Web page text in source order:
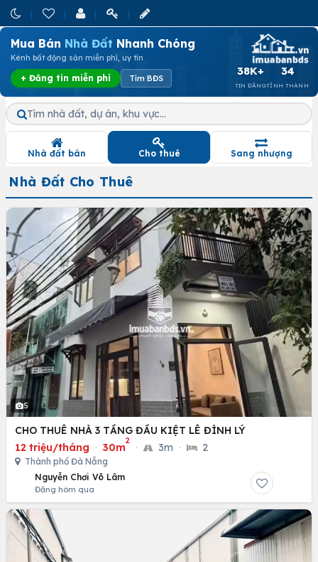
Mua Bán Nhà Đất Nhanh Chóng
Kênh bất động sản miễn phí, uy tín
+ Đăng tin miễn phí Tìm BĐS
38K+
TIN ĐĂNG
34
TỈNH THÀNH
Tìm nhà đất, dự án, khu vực…
Nhà đất bán Cho thuê Sang nhượng
Nhà Đất Cho Thuê
5
CHO THUÊ NHÀ 3 TẦNG ĐẦU KIỆT LÊ ĐÌNH LÝ
12 triệu/tháng · 30m
2
· 3m · 2
Thành phố Đà Nẵng
Nguyễn Chơi Võ Lâm
Đăng hôm qua